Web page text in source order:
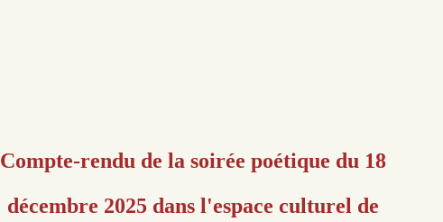
Compte-rendu de la soirée poétique du 18
décembre 2025 dans l'espace culturel de